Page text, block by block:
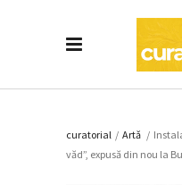
curatorial / Artǎ /
văd”, expusă din nou la